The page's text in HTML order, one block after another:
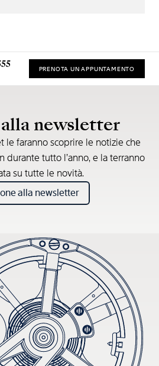
PRENOTA UN APPUNTAMENTO
newsletter
le faranno scoprire le notizie che
durante tutto l’anno, e la terranno
su tutte le novità.
alla newsletter